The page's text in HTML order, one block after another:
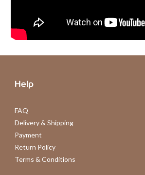
Help
FAQ
Delivery & Shipping
Payment
Return Policy
Terms & Conditions